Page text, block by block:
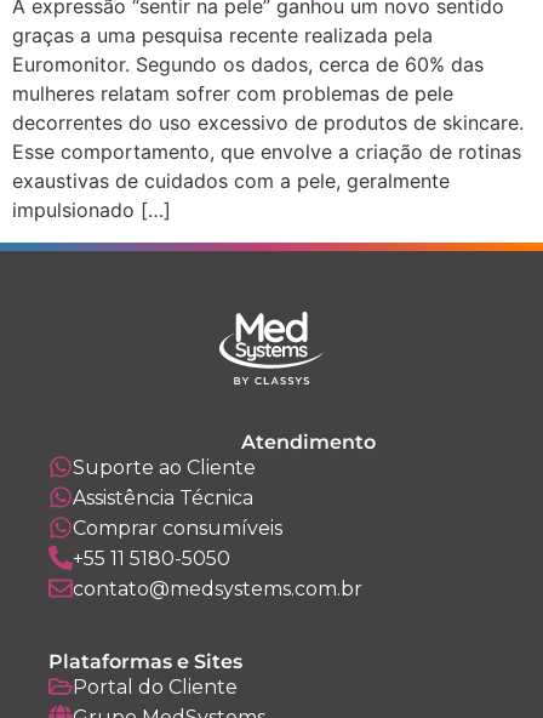
A expressão “sentir na pele” ganhou um novo sentido
graças a uma pesquisa recente realizada pela
Euromonitor. Segundo os dados, cerca de 60% das
mulheres relatam sofrer com problemas de pele
decorrentes do uso excessivo de produtos de skincare.
Esse comportamento, que envolve a criação de rotinas
exaustivas de cuidados com a pele, geralmente
impulsionado […]
Atendimento
Suporte ao Cliente
Assistência Técnica
Comprar consumíveis
+55 11 5180-5050
contato@medsystems.com.br
Plataformas e Sites
Portal do Cliente